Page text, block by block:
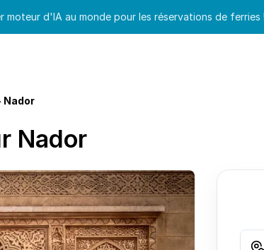
moteur d'IA au monde pour les réservations de ferries !
Nador
Nador